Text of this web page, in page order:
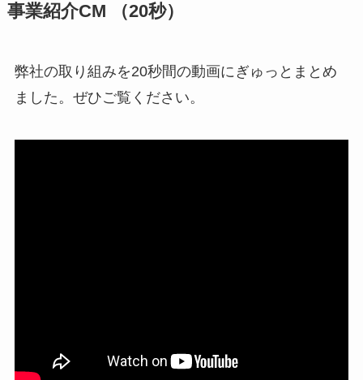
事業紹介CM （20秒）
弊社の取り組みを20秒間の動画にぎゅっとまとめ
ました。ぜひご覧ください。